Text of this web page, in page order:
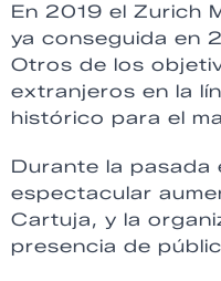
En 2019 el Zurich
ya conseguida en
Otros de los
extranjeros en la
histórico para el
Durante la pasada
espectacular
Cartuja, y la
presencia de